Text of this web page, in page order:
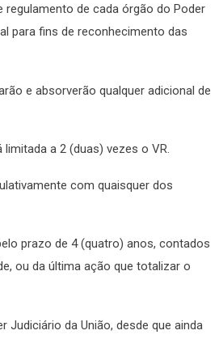
de cada órgão do Poder
para fins de reconhecimento das
e absorverão qualquer adicional de
a 2 (duas) vezes o VR.
com quaisquer dos
prazo de 4 (quatro) anos, contados
ou da última ação que totalizar o
da União, desde que ainda